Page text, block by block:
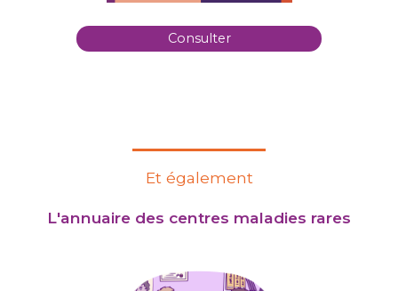
Consulter
Et également
L'annuaire des centres maladies rares